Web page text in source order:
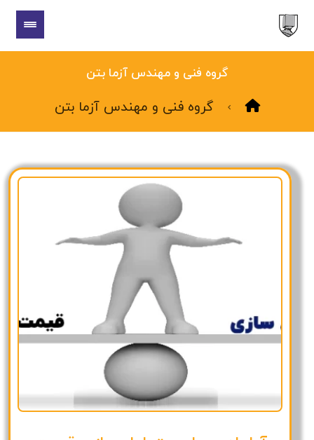
گروه فنی و مهندس آزما بتن
گروه فنی و مهندس آزما بتن